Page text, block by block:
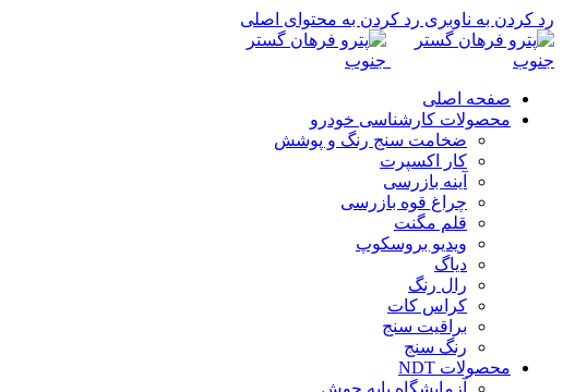
رد کردن به ناوبری رد کردن به محتوای اصلی
صفحه اصلی
محصولات کارشناسی خودرو
ضخامت سنج رنگ و پوشش
کار اکسپرت
آینه بازرسی
چراغ قوه بازرسی
قلم مگنت
ویدیو بروسکوپ
دیاگ
رال رنگ
کراس کات
براقیت سنج
رنگ سنج
محصولات NDT
آزمایشگاه پایه جوش